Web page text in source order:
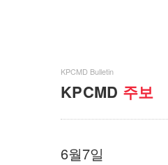
KPCMD Bulletin
KPCMD 주보
6월7일